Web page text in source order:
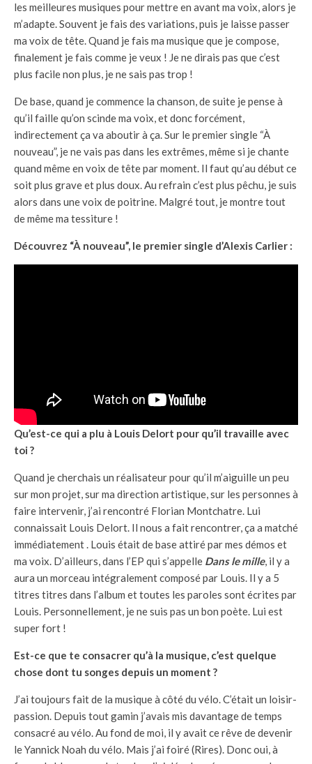
les meilleures musiques pour mettre en avant ma voix, alors je
m’adapte. Souvent je fais des variations, puis je laisse passer
ma voix de tête. Quand je fais ma musique que je compose,
finalement je fais comme je veux ! Je ne dirais pas que c’est
plus facile non plus, je ne sais pas trop !
De base, quand je commence la chanson, de suite je pense à
qu’il faille qu’on scinde ma voix, et donc forcément,
indirectement ça va aboutir à ça. Sur le premier single “À
nouveau”, je ne vais pas dans les extrêmes, même si je chante
quand même en voix de tête par moment. Il faut qu’au début ce
soit plus grave et plus doux. Au refrain c’est plus pêchu, je suis
alors dans une voix de poitrine. Malgré tout, je montre tout
de même ma tessiture !
Découvrez “À nouveau”, le premier single d’Alexis Carlier :
Qu’est-ce qui a plu à Louis Delort pour qu’il travaille avec
toi ?
Quand je cherchais un réalisateur pour qu’il m’aiguille un peu
sur mon projet, sur ma direction artistique, sur les personnes à
faire intervenir, j’ai rencontré Florian Montchatre. Lui
connaissait Louis Delort. Il nous a fait rencontrer, ça a matché
immédiatement . Louis était de base attiré par mes démos et
ma voix. D’ailleurs, dans l’EP qui s’appelle Dans le mille, il y a
aura un morceau intégralement composé par Louis. Il y a 5
titres titres dans l’album et toutes les paroles sont écrites par
Louis. Personnellement, je ne suis pas un bon poète. Lui est
super fort !
Est-ce que te consacrer qu’à la musique, c’est quelque
chose dont tu songes depuis un moment ?
J’ai toujours fait de la musique à côté du vélo. C’était un loisir-
passion. Depuis tout gamin j’avais mis davantage de temps
consacré au vélo. Au fond de moi, il y avait ce rêve de devenir
le Yannick Noah du vélo. Mais j’ai foiré (Rires). Donc oui, à